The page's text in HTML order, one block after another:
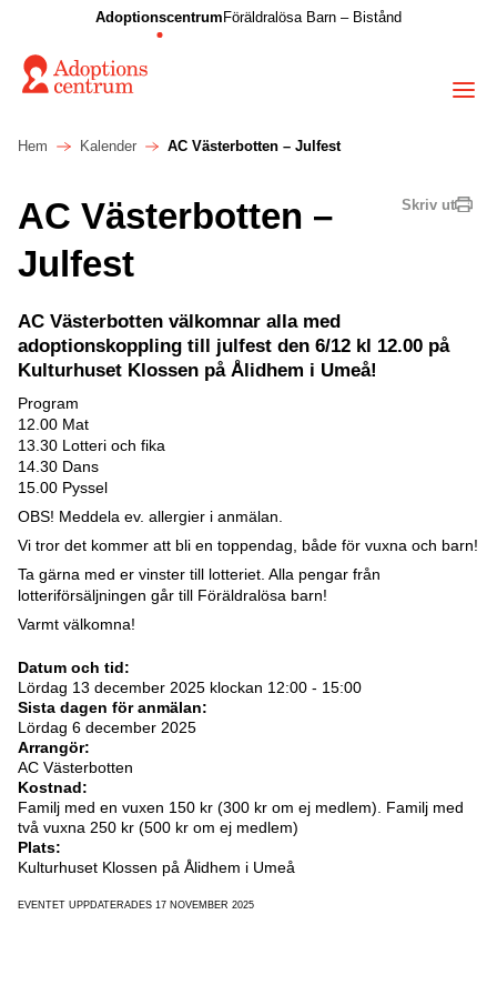
Adoptionscentrum Föräldralösa Barn – Bistånd
Hem Kalender AC Västerbotten – Julfest
Skriv ut
AC Västerbotten –
Julfest
AC Västerbotten välkomnar alla med
adoptionskoppling till julfest den 6/12 kl 12.00 på
Kulturhuset Klossen på Ålidhem i Umeå!
Program
12.00 Mat
13.30 Lotteri och fika
14.30 Dans
15.00 Pyssel
OBS! Meddela ev. allergier i anmälan.
Vi tror det kommer att bli en toppendag, både för vuxna och barn!
Ta gärna med er vinster till lotteriet. Alla pengar från
lotteriförsäljningen går till Föräldralösa barn!
Varmt välkomna!
Datum och tid:
Lördag 13 december 2025 klockan 12:00 - 15:00
Sista dagen för anmälan:
Lördag 6 december 2025
Arrangör:
AC Västerbotten
Kostnad:
Familj med en vuxen 150 kr (300 kr om ej medlem). Familj med
två vuxna 250 kr (500 kr om ej medlem)
Plats:
Kulturhuset Klossen på Ålidhem i Umeå
EVENTET UPPDATERADES 17 NOVEMBER 2025